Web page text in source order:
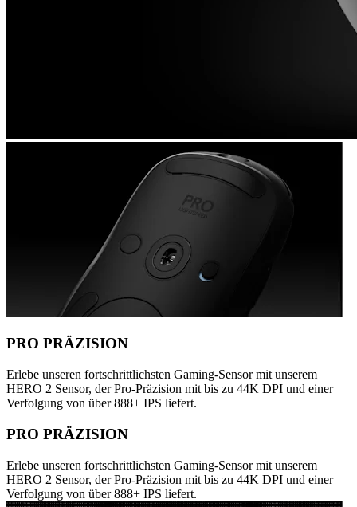
PRO PRÄZISION
Erlebe unseren fortschrittlichsten Gaming-Sensor mit unserem
HERO 2 Sensor, der Pro-Präzision mit bis zu 44K DPI und einer
Verfolgung von über 888+ IPS liefert.
PRO PRÄZISION
Erlebe unseren fortschrittlichsten Gaming-Sensor mit unserem
HERO 2 Sensor, der Pro-Präzision mit bis zu 44K DPI und einer
Verfolgung von über 888+ IPS liefert.